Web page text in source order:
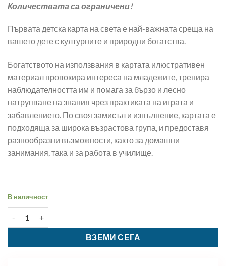
Количествата са ограничени!
Първата детска карта на света е най-важната среща на
вашето дете с културните и природни богатства.
Богатството на използвания в картата илюстративен
материал провокира интереса на младежите, тренира
наблюдателността им и помага за бързо и лесно
натрупване на знания чрез практиката на играта и
забавлението. По своя замисъл и изпълнение, картата е
подходяща за широка възрастова група, и предоставя
разнообразни възможности, както за домашни
занимания, така и за работа в училище.
В наличност
ВЗЕМИ СЕГА